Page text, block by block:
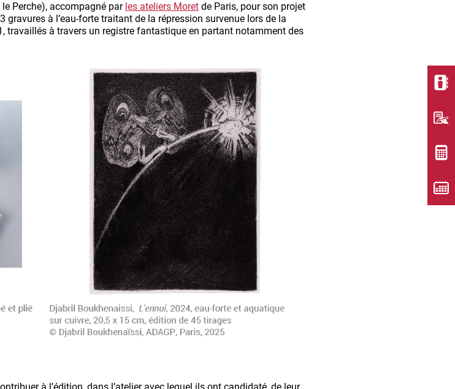
Perche), accompagné par les ateliers Moret de Paris, pour son projet
gravures à l’eau-forte traitant de la répression survenue lors de la
travaillés à travers un registre fantastique en partant notamment des